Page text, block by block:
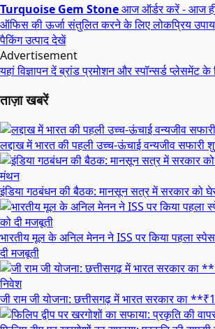
Turquoise Gem Stoneआज ऑर्डर करें - आज
ऑफिस की ऊर्जा संतुलित करने के लिए लोकप्रिय उपाय
पैकिंगउत्पाद देखें
Advertisement
यहां विज्ञापन देंब्रांड प्रमोशन और स्पॉन्सर्ड प्लेसमेंट के
ताज़ा खबरें
लद्दाख में भारत की पहली उच्च-ऊंचाई वन्यजीव सफारी
इंडिया गठबंधन की बैठक: मानसून सत्र में सरकार को
भारतीय मूल के अनिल मेनन ने ISS पर किया पहला
दी मजबूती
जी राम जी योजना: छत्तीसगढ़ में भारत सरकार का